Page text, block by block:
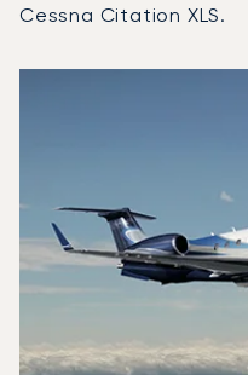
Cessna Citation XLS.